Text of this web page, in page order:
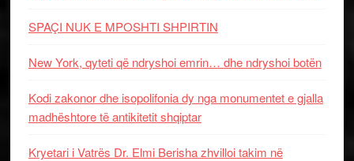
SPAÇI NUK E MPOSHTI SHPIRTIN
New York, qyteti që ndryshoi emrin… dhe ndryshoi botën
Kodi zakonor dhe isopolifonia dy nga monumentet e gjalla
madhështore të antikitetit shqiptar
Kryetari i Vatrës Dr. Elmi Berisha zhvilloi takim në